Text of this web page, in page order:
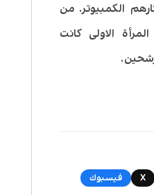
الكمبيوتر. من
الاولى كانت
X
فيسبوك